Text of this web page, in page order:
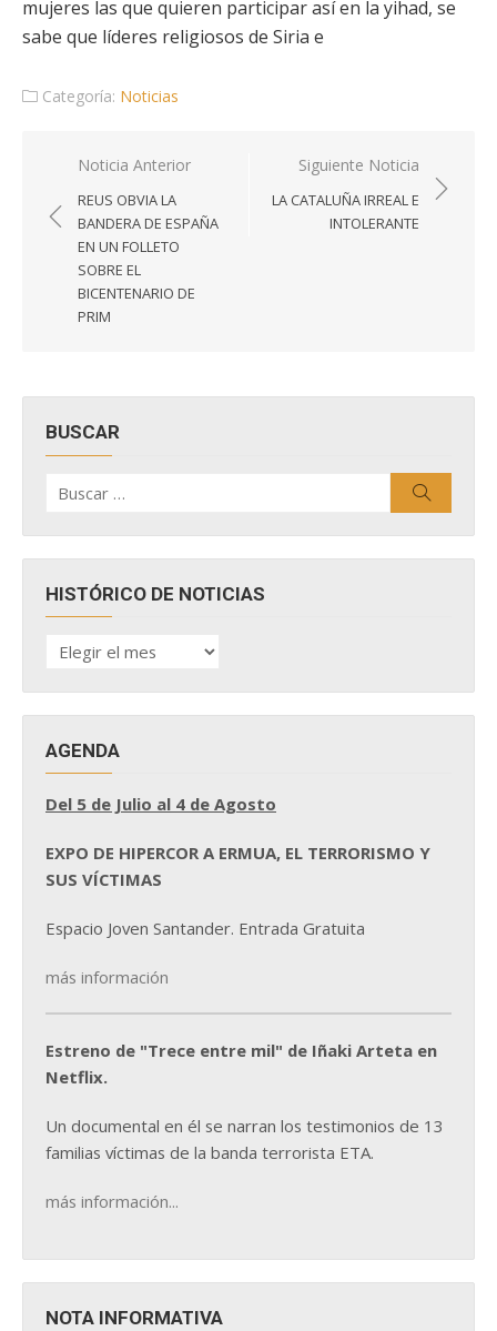
mujeres las que quieren participar así en la yihad, se
sabe que líderes religiosos de Siria e
Categoría: Noticias
Navegación
entradas
Noticia Anterior
REUS OBVIA LA
BANDERA DE ESPAÑA
EN UN FOLLETO
SOBRE EL
BICENTENARIO DE
PRIM
Siguiente Noticia
LA CATALUÑA IRREAL E
INTOLERANTE
BUSCAR
por:
HISTÓRICO DE NOTICIAS
HISTÓRICO
DE
AGENDA
Del 5 de Julio al 4 de Agosto
EXPO DE HIPERCOR A ERMUA, EL TERRORISMO Y
SUS VÍCTIMAS
Espacio Joven Santander. Entrada Gratuita
más información
Estreno de "Trece entre mil" de Iñaki Arteta en
Netflix.
Un documental en él se narran los testimonios de 13
familias víctimas de la banda terrorista ETA.
más información...
NOTA INFORMATIVA